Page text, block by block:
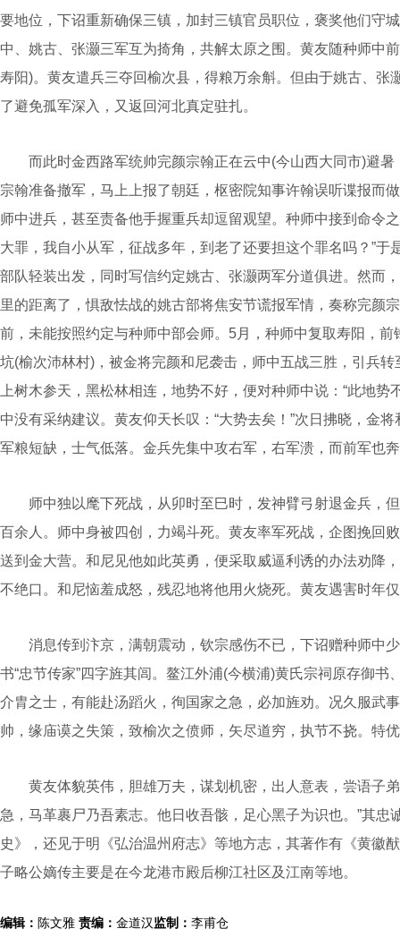
要地位，下诏重新确保三镇，加封三镇官员职位，褒奖他们守
中、姚古、张灏三军互为掎角，共解太原之围。黄友随种师中
寿阳)。黄友遣兵三夺回榆次县，得粮万余斛。但由于姚古、张
了避免孤军深入，又返回河北真定驻扎。
而此时金西路军统帅完颜宗翰正在云中(今山西大同市)避暑
宗翰准备撤军，马上上报了朝廷，枢密院知事许翰误听谍报而
师中进兵，甚至责备他手握重兵却逗留观望。种师中接到命令
大罪，我自小从军，征战多年，到老了还要担这个罪名吗？”
部队轻装出发，同时写信约定姚古、张灏两军分道俱进。然而
里的距离了，惧敌怯战的姚古部将焦安节谎报军情，奏称完颜
前，未能按照约定与种师中部会师。5月，种师中复取寿阳，
坑(榆次沛林村)，被金将完颜和尼袭击，师中五战三胜，引兵
上树木参天，黑松林相连，地势不好，便对种师中说：“此地
中没有采纳建议。黄友仰天长叹：“大势去矣！”次日拂晓，金
军粮短缺，士气低落。金兵先集中攻右军，右军溃，而前军也
师中独以麾下死战，从卯时至巳时，发神臂弓射退金兵，
百余人。师中身被四创，力竭斗死。黄友率军死战，企图挽回
送到金大营。和尼见他如此英勇，便采取威逼利诱的办法劝降
不绝口。和尼恼羞成怒，残忍地将他用火烧死。黄友遇害时年
消息传到汴京，满朝震动，钦宗感伤不已，下诏赠种师中
书“忠节传家”四字旌其闾。鳌江外浦(今横浦)黄氏宗祠原存御书
介胄之士，有能赴汤蹈火，徇国家之急，必加旌劝。况久服武
帅，缘庙谟之失策，致榆次之偾师，矢尽道穷，执节不挠。特
黄友体貌英伟，胆雄万夫，谋划机密，出人意表，尝语子弟
急，马革裹尸乃吾素志。他日收吾骸，足心黑子为识也。”其
史》，还见于明《弘治温州府志》等地方志，其著作有《黄徽
子略公嫡传主要是在今龙港市殿后柳江社区及江南等地。
编辑： 陈文雅 责编： 金道汉监制： 李甫仓